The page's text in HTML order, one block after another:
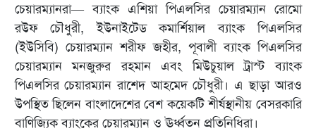
চেয়ারম্যানরা— ব্যাংক এশিয়া পিএলসির চেয়ারম্যান রোমো
রউফ চৌধুরী, ইউনাইটেড কমার্শিয়াল ব্যাংক পিএলসির
(ইউসিবি) চেয়ারম্যান শরীফ জহীর, পূবালী ব্যাংক পিএলসির
চেয়ারম্যান মনজুরুর রহমান এবং মিউচুয়াল ট্রাস্ট ব্যাংক
পিএলসির চেয়ারম্যান রাশেদ আহমেদ চৌধুরী। এ ছাড়া আরও
উপস্থিত ছিলেন বাংলাদেশের বেশ কয়েকটি শীর্ষস্থানীয় বেসরকারি
বাণিজ্যিক ব্যাংকের চেয়ারম্যান ও ঊর্ধ্বতন প্রতিনিধিরা।